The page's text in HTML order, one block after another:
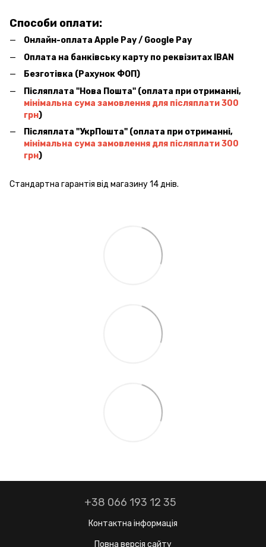
Способи оплати:
Онлайн-оплата Apple Pay / Google Pay
Оплата на банківську карту по реквізитах IBAN
Безготівка (Рахунок ФОП)
Післяплата ''Нова Пошта'' (оплата при отриманні,
мінімальна сума замовлення для післяплати 300
грн)
Післяплата ''УкрПошта'' (оплата при отриманні,
мінімальна сума замовлення для післяплати 300
грн)
Стандартна гарантія від магазину 14 днів.
+38 066 193 12 35
Контактна інформація
Повна версія сайту